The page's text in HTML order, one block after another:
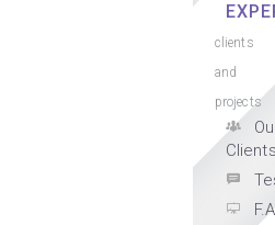
clients
and
projects
Clients